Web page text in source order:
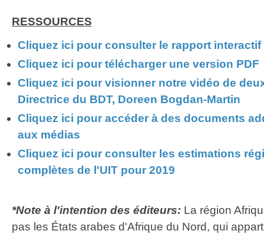
RESSOURCES
Cliquez ici pour consulter le rapport interactif
Cliquez ici pour télécharger une version PDF
Cliquez ici pour visionner notre vidéo de
Directrice du BDT, Doreen Bogdan-Martin
Cliquez ici pour accéder à des documents
aux médias
Cliquez ici pour consulter les estimations
complètes de l'UIT pour 2019
*Note à l'intention des éditeurs: La région
pas les États arabes d'Afrique du Nord, qui